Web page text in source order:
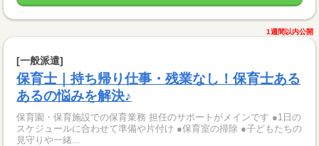
1週間以内公開
[一般派遣]
保育士｜持ち帰り仕事・残業なし！保育士ある
あるの悩みを解決♪
保育園・保育施設での保育業務 担任のサポートがメインです ●1日の
スケジュールに合わせて準備や片付け ●保育室の掃除 ●子どもたちの
見守りや一緒...